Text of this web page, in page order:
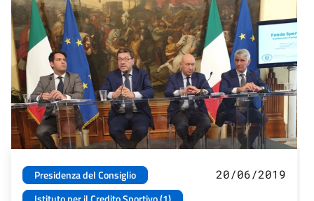
Presidenza del Consiglio
20/06/2019